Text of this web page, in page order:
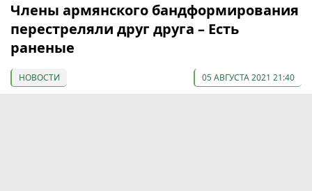
Члены армянского бандформирования
перестреляли друг друга – Есть
раненые
НОВОСТИ 05 АВГУСТА 2021 21:40